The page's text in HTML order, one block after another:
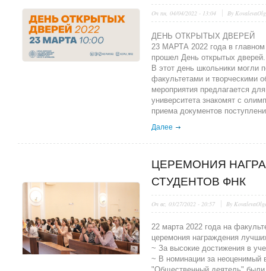
On пн, 04/04/2022 - 13:04 By
ДЕНЬ ОТКРЫТЫХ ДВЕРЕЙ
23 МАРТА 2022 года в
прошел День открытых
В этот день школьники могли
факультетами и творческими
мероприятия предлагается
университета знакомят с
приема документов
Далее
ЦЕРЕМОНИЯ
СТУДЕНТОВ ФНК
On вс, 03/27/2022 - 20:57 By
22 марта 2022 года на
церемония награждения
~ За высокие достижения в
~ В номинации за неоценимый